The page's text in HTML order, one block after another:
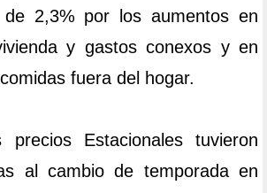
2,3% por los aumentos en
y gastos conexos y en
fuera del hogar.
precios Estacionales tuvieron
al cambio de temporada en